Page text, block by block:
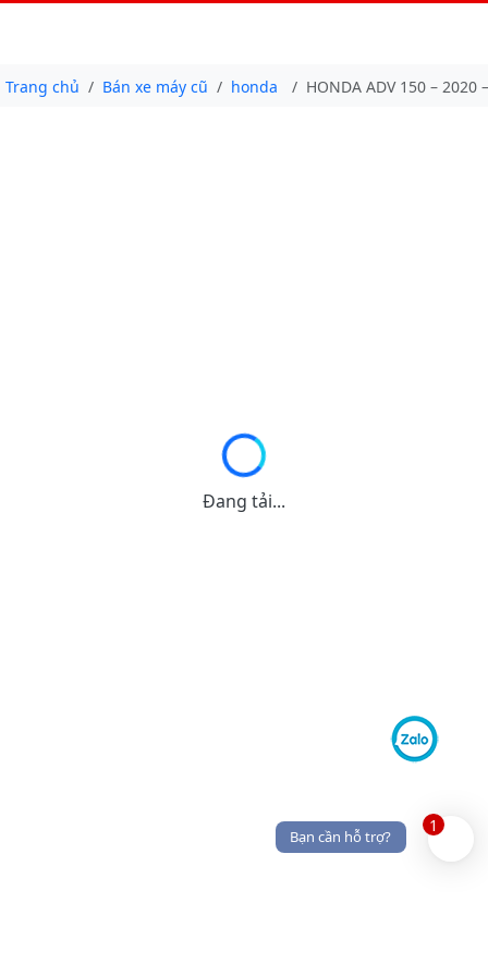
Trang chủ Bán xe máy cũ honda HONDA ADV 150 – 2020
Đang tải...
1
Bạn cần hỗ trợ?